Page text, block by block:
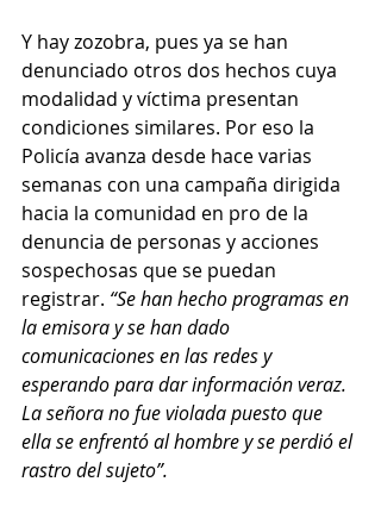
Y hay zozobra, pues ya se han
denunciado otros dos hechos cuya
modalidad y víctima presentan
condiciones similares. Por eso la
Policía avanza desde hace varias
semanas con una campaña dirigida
hacia la comunidad en pro de la
denuncia de personas y acciones
sospechosas que se puedan
registrar. “Se han hecho programas en
la emisora y se han dado
comunicaciones en las redes y
esperando para dar información veraz.
La señora no fue violada puesto que
ella se enfrentó al hombre y se perdió el
rastro del sujeto”.